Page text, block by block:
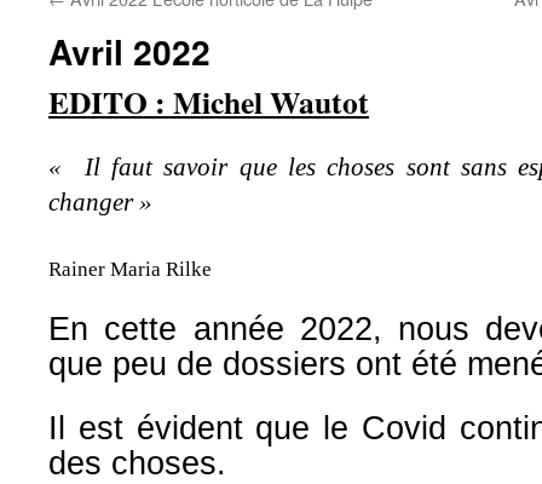
Avril 2022
EDITO : Michel Wautot
« Il faut savoir que les choses sont sans
changer »
Rainer Maria Rilke
En cette année 2022, nous
que peu de dossiers ont été
Il est évident que le Covid
des choses.